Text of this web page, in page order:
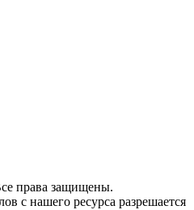
права защищены.
с нашего ресурса разрешается